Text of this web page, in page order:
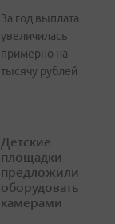
За год выплата
увеличилась
примерно на
тысячу рублей
Детские
площадки
предложили
оборудовать
камерами